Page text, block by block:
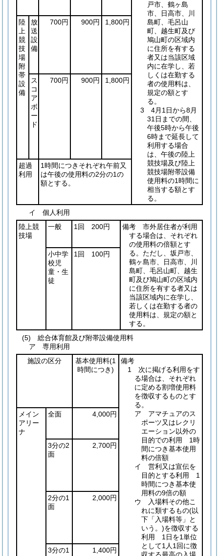
戸市、鶴ヶ島
市、日高市、川
島町、毛呂山
町、越生町及び
鳩山町の区域内
に住所を有する
者又は当該区域
内に在学し、若
しくは在勤する
者の使用料は、
規定の額とす
る。
3 4月1日から8月
31日までの間、
午後5時から午後
6時まで延長して
利用する場合
は、午後の陸上
競技場及び陸上
競技場附帯設備
使用料の1時間に
相当する額とす
る。
陸
上
競
技
場
附
帯
設
備
放
送
設
備
700円 900円 1,800円
ス
コ
ア
ボ
ー
ド
700円 900円 1,800円
超過
利用
1時間につきそれぞれ午前又
は午後の使用料の2分の1の
額とする。
イ 個人利用
陸上競
技場
一般 1回 200円
備考 市外居住者が利用
する場合は、それぞれ
の使用料の倍額とす
る。ただし、坂戸市、
鶴ヶ島市、日高市、川
島町、毛呂山町、越生
町及び鳩山町の区域内
に住所を有する者又は
当該区域内に在学し、
若しくは在勤する者の
使用料は、規定の額と
する。
小中学
校児
童・生
徒
1回 100円
(5) 総合体育館及び附帯設備使用料
ア 専用利用
施設の区分
基本使用料(1
時間につき)
備考
1 次に掲げる利用をす
る場合は、それぞれ
に定める割増使用料
を徴収するものとす
る。
ア アマチュアのス
ポーツ又はレクリ
エーション以外の
目的での利用 1時
間につき基本使用
料の倍額
イ 営利又は宣伝を
目的とする利用 1
時間につき基本使
用料の9倍の額
ウ 入場料その他こ
れに類するもの(以
下「入場料等」と
いう。)を徴収する
利用 1日を1単位
として1人1回に徴
メイン
アリー
ナ
全面 4,000円
3分の2
面
2,700円
2分の1
面
2,000円
3分の1
1,400円